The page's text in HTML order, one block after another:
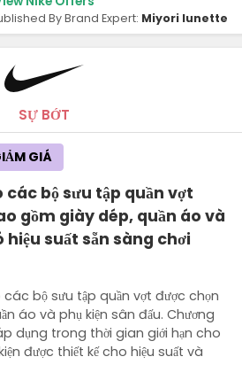
By Brand Expert: Miyori lunette
SỰ BỚT
các bộ sưu tập quần vợt
gồm giày dép, quần áo và
hiệu suất sẵn sàng chơi
bộ sưu tập quần vợt được chọn
áo và phụ kiện sân đấu. Chương
dụng trong thời gian giới hạn cho
được thiết kế cho hiệu suất và
GIÁ